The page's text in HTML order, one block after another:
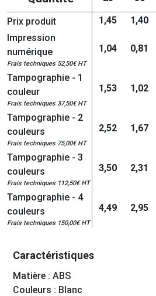
Prix produit 1,45 1,40
Impression
numérique
Frais techniques 52,50€ HT
1,04 0,81
Tampographie - 1
couleur
Frais techniques 37,50€ HT
1,53 1,02
Tampographie - 2
couleurs
Frais techniques 75,00€ HT
2,52 1,67
Tampographie - 3
couleurs
Frais techniques 112,50€ HT
3,50 2,31
Tampographie - 4
couleurs
Frais techniques 150,00€ HT
4,49 2,95
Caractéristiques
Matière : ABS
Couleurs : Blanc